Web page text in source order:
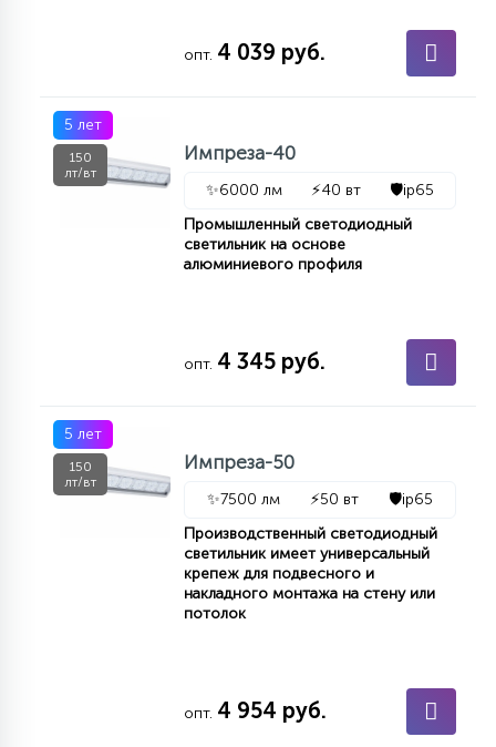
опт. 4 039 руб.
5 лет
150
лт/вт
Импреза-40
✨6000 лм ⚡40 вт 🛡️ip65
Промышленный светодиодный
светильник на основе
алюминиевого профиля
опт. 4 345 руб.
5 лет
150
лт/вт
Импреза-50
✨7500 лм ⚡50 вт 🛡️ip65
Производственный светодиодный
светильник имеет универсальный
крепеж для подвесного и
накладного монтажа на стену или
потолок
опт. 4 954 руб.